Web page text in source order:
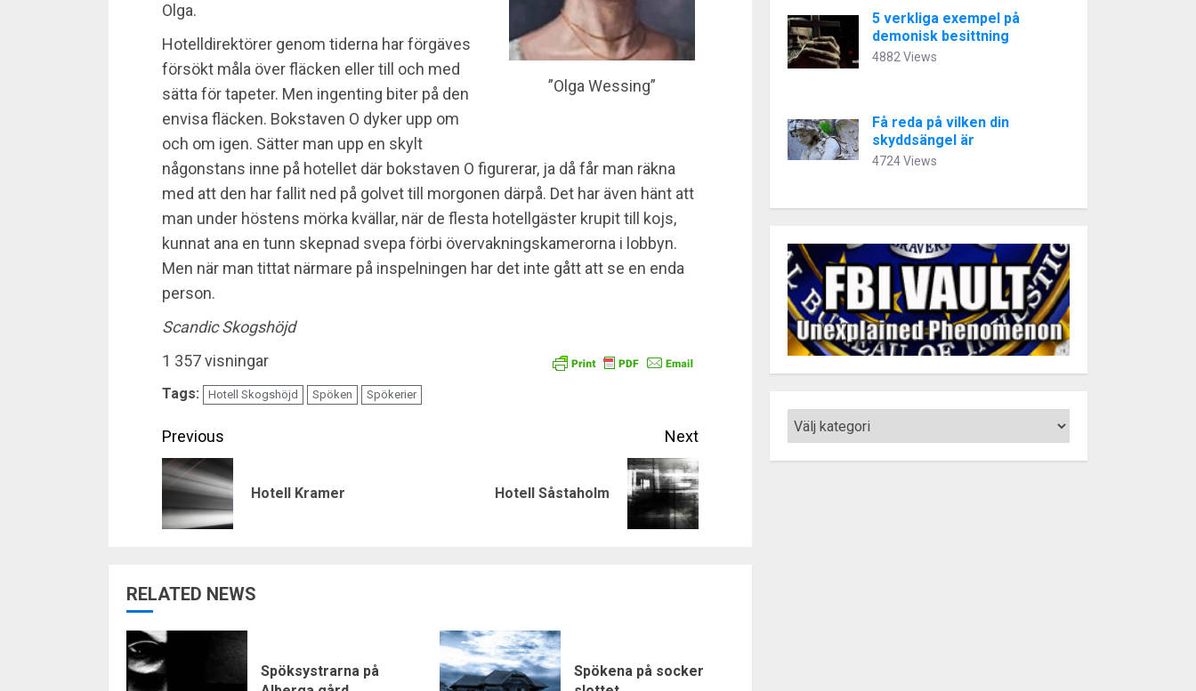
”Olga Wessing”
Olga.
Hotelldirektörer genom tiderna har förgäves
försökt måla över fläcken eller till och med
sätta för tapeter. Men ingenting biter på den
envisa fläcken. Bokstaven O dyker upp om
och om igen. Sätter man upp en skylt
någonstans inne på hotellet där bokstaven O figurerar, ja då får man räkna
med att den har fallit ned på golvet till morgonen därpå. Det har även hänt att
man under höstens mörka kvällar, när de flesta hotellgäster krupit till kojs,
kunnat ana en tunn skepnad svepa förbi övervakningskamerorna i lobbyn.
Men när man tittat närmare på inspelningen har det inte gått att se en enda
person.
Scandic Skogshöjd
1 357 visningar
Tags: Hotell Skogshöjd Spöken Spökerier
Continue
Reading
Previous
Hotell Kramer
Next
Hotell Såstaholm
RELATED NEWS
Spöksystrarna på
Spökena på socker
5 verkliga exempel på
demonisk besittning
4882 Views
Få reda på vilken din
skyddsängel är
4724 Views